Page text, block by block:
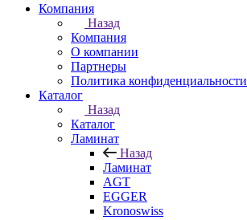
Компания
Назад
Компания
О компании
Партнеры
Политика конфиденциальности
Каталог
Назад
Каталог
Ламинат
Назад
Ламинат
AGT
EGGER
Kronoswiss